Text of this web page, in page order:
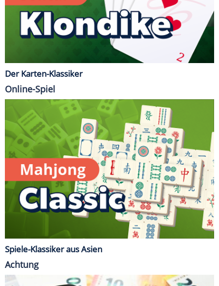
Der Karten-Klassiker
Online-Spiel
Spiele-Klassiker aus Asien
Achtung